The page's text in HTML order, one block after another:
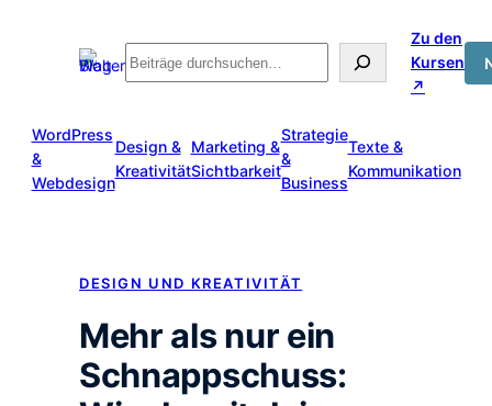
Suche
Zu den
Kursen
↗
WordPress
&
Webdesign
Design &
Kreativität
Marketing &
Sichtbarkeit
Strategie
&
Business
Texte &
Kommunikation
DESIGN UND KREATIVITÄT
Mehr als nur ein
Schnappschuss: